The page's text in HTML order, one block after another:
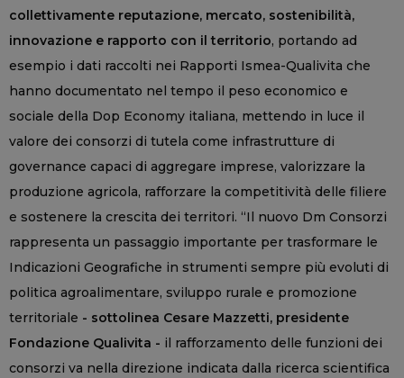
collettivamente reputazione, mercato, sostenibilità,
innovazione e rapporto con il territorio, portando ad
esempio i dati raccolti nei Rapporti Ismea-Qualivita che
hanno documentato nel tempo il peso economico e
sociale della Dop Economy italiana, mettendo in luce il
valore dei consorzi di tutela come infrastrutture di
governance capaci di aggregare imprese, valorizzare la
produzione agricola, rafforzare la competitività delle filiere
e sostenere la crescita dei territori. “Il nuovo Dm Consorzi
rappresenta un passaggio importante per trasformare le
Indicazioni Geografiche in strumenti sempre più evoluti di
politica agroalimentare, sviluppo rurale e promozione
territoriale - sottolinea Cesare Mazzetti, presidente
Fondazione Qualivita - il rafforzamento delle funzioni dei
consorzi va nella direzione indicata dalla ricerca scientifica